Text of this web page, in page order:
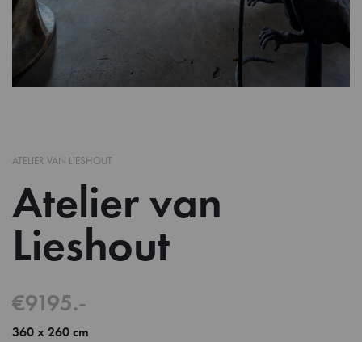
ATELIER VAN LIESHOUT
Atelier van
Lieshout
€9195.-
360 x 260 cm